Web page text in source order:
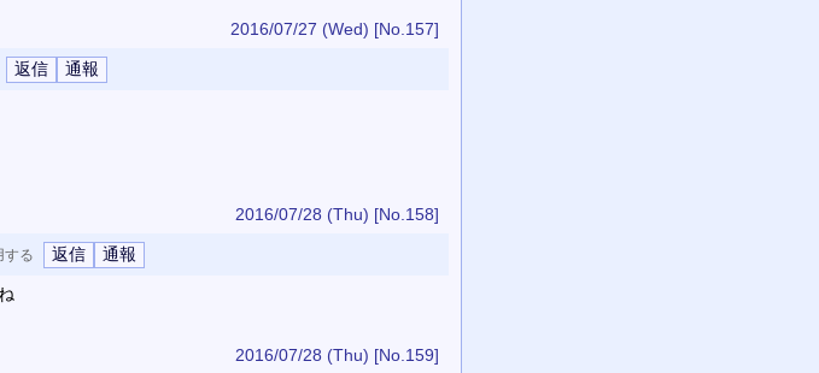
2016/07/27 (Wed) [No.157]
2016/07/28 (Thu) [No.158]
する
2016/07/28 (Thu) [No.159]